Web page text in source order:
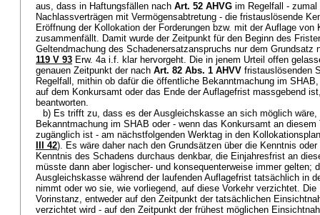
aus, dass in Haftungsfällen nach Art. 52 AHVG im Regelfall -
Nachlassverträgen mit Vermögensabtretung - die fristauslösende
Eröffnung der Kollokation der Forderungen bzw. mit der Auflage
zusammenfällt. Damit wurde der Zeitpunkt für den Beginn des
Geltendmachung des Schadenersatzanspruchs nur dem
119 V 93 Erw. 4a i.f. klar hervorgeht. Die in jenem Urteil offen
genauen Zeitpunkt der nach Art. 82 Abs. 1 AHVV fristauslösenden
Regelfall, mithin ob dafür die öffentliche Bekanntmachung im
auf dem Konkursamt oder das Ende der Auflagefrist massgebend
beantworten.
b) Es trifft zu, dass es der Ausgleichskasse an sich möglich wäre,
Bekanntmachung im SHAB oder - wenn das Konkursamt an
zugänglich ist - am nächstfolgenden Werktag in den
III 42). Es wäre daher nach den Grundsätzen über die Kenntnis
Kenntnis des Schadens durchaus denkbar, die Einjahresfrist an
müsste dann aber logischer- und konsequenterweise immer gelten;
Ausgleichskasse während der laufenden Auflagefrist tatsächlich in
nimmt oder wo sie, wie vorliegend, auf diese Vorkehr verzichtet.
Vorinstanz, entweder auf den Zeitpunkt der tatsächlichen
verzichtet wird - auf den Zeitpunkt der frühest möglichen